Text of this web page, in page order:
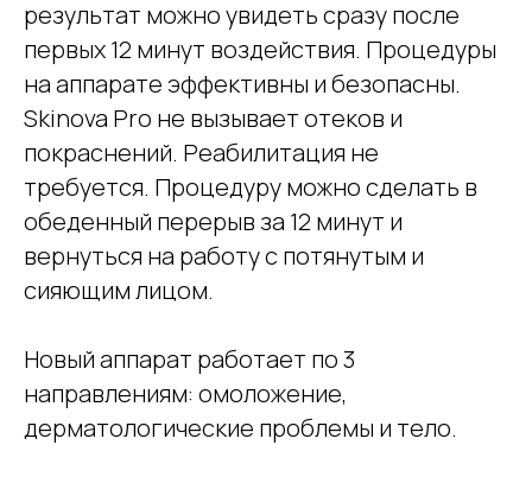
результат можно увидеть сразу после
первых 12 минут воздействия. Процедуры
на аппарате эффективны и безопасны.
Skinova Pro не вызывает отеков и
покраснений. Реабилитация не
требуется. Процедуру можно сделать в
обеденный перерыв за 12 минут и
вернуться на работу с потянутым и
сияющим лицом.
Новый аппарат работает по 3
направлениям: омоложение,
дерматологические проблемы и тело.